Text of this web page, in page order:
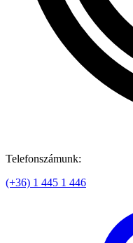
Telefonszámunk:
(+36) 1 445 1 446